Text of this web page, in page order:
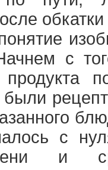
с
продукта
с
и